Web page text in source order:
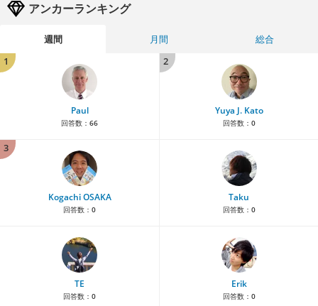
アンカーランキング
週間 月間
総合
1
Paul
回答数： 66
2
Yuya J. Kato
回答数： 0
3
Kogachi OSAKA
回答数： 0
Taku
回答数： 0
TE
回答数： 0
Erik
回答数： 0